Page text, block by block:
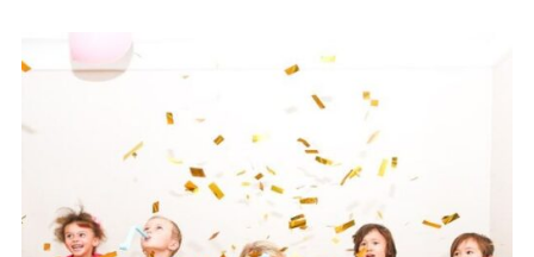
Υγεία – Ψυχολογία